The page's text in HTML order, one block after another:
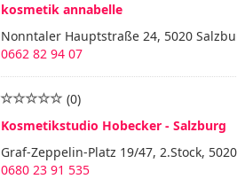
kosmetik annabelle
Nonntaler Hauptstraße 24, 5020
0662 82 94 07
(0)
Kosmetikstudio Hobecker - Salzburg
Graf-Zeppelin-Platz 19/47, 2.Stock,
0680 23 91 535